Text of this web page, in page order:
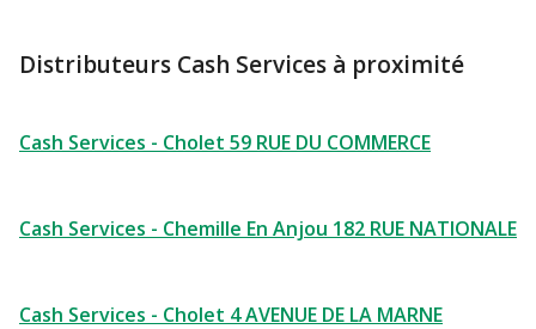
Distributeurs Cash Services à proximité
Cash Services - Cholet 59 RUE DU COMMERCE
Cash Services - Chemille En Anjou 182 RUE NATIONALE
Cash Services - Cholet 4 AVENUE DE LA MARNE